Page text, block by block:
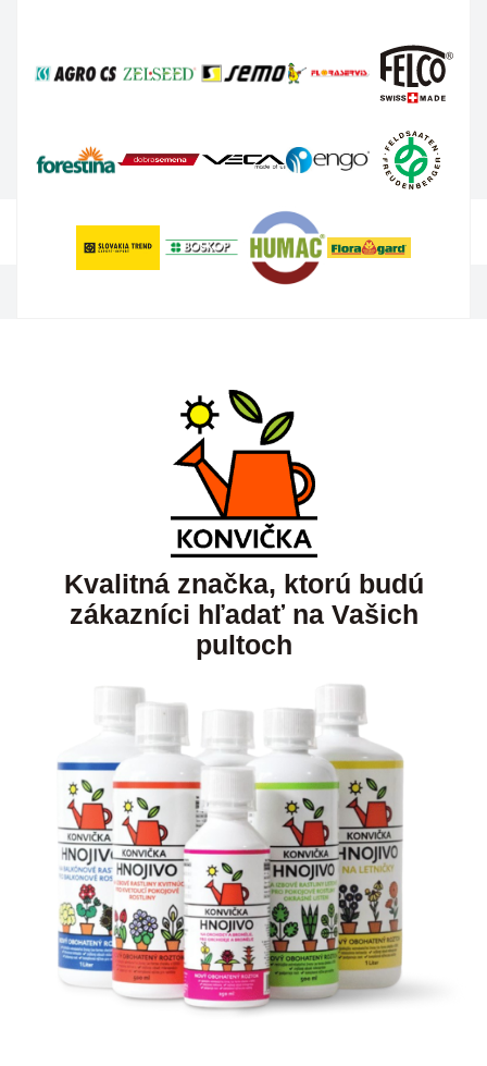
Kvalitná značka, ktorú budú
zákazníci hľadať na Vašich
pultoch